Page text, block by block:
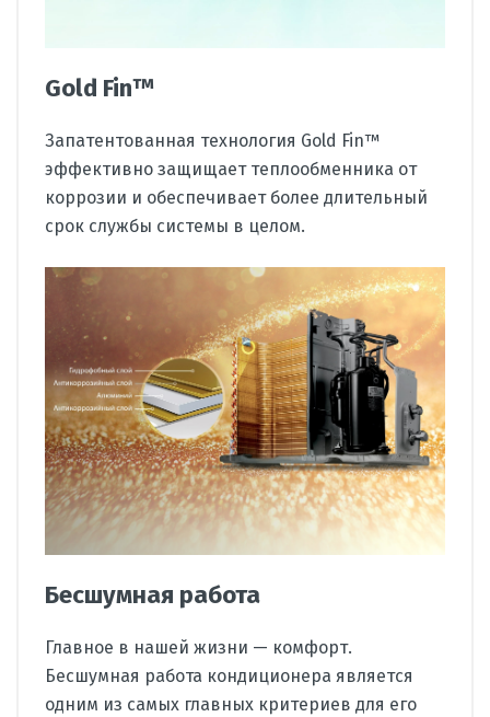
Gold Fin™
Запатентованная технология Gold Fin™
эффективно защищает теплообменника от
коррозии и обеспечивает более длительный
срок службы системы в целом.
Бесшумная работа
Главное в нашей жизни — комфорт.
Бесшумная работа кондиционера является
одним из самых главных критериев для его